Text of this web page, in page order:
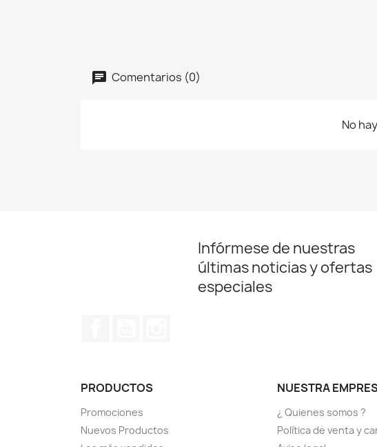
Comentarios (0)
No
Infórmese de nuestras
últimas noticias y ofertas
especiales
PRODUCTOS
Promociones
Nuevos Productos
NUESTRA
¿ Quienes somos ?
Política de venta y